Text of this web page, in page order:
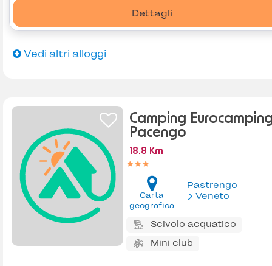
Dettagli
Vedi altri alloggi
Camping
Pacengo
18.8 Km
Carta
geografica
Pastrengo
Veneto
Scivolo acquatico
Mini club